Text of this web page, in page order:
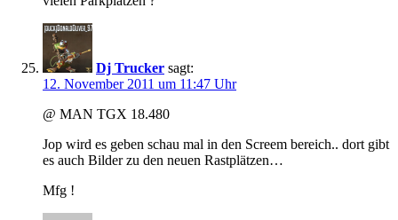
Dj Trucker sagt:
12. November 2011 um 11:47 Uhr
@ MAN TGX 18.480
Jop wird es geben schau mal in den Screem bereich.. dort gibt
es auch Bilder zu den neuen Rastplätzen…
Mfg !